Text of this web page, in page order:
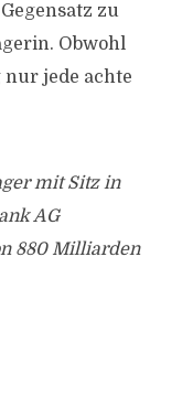
zu
Obwohl
jede achte
mit Sitz in
AG
880 Milliarden